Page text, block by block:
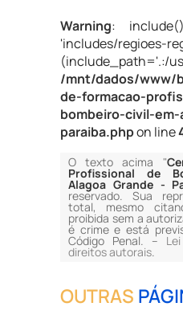
Warning:
'includes/regioes-
/mnt/dados/www/
de-formacao-
bombeiro-civil-
paraiba.phpon line
O texto acima "
Profissional de
Alagoa Grande -
reservado. Sua
total, mesmo
proibida sem a
é crime e está
Código Penal. –
direitos autorais.
OUTRAS